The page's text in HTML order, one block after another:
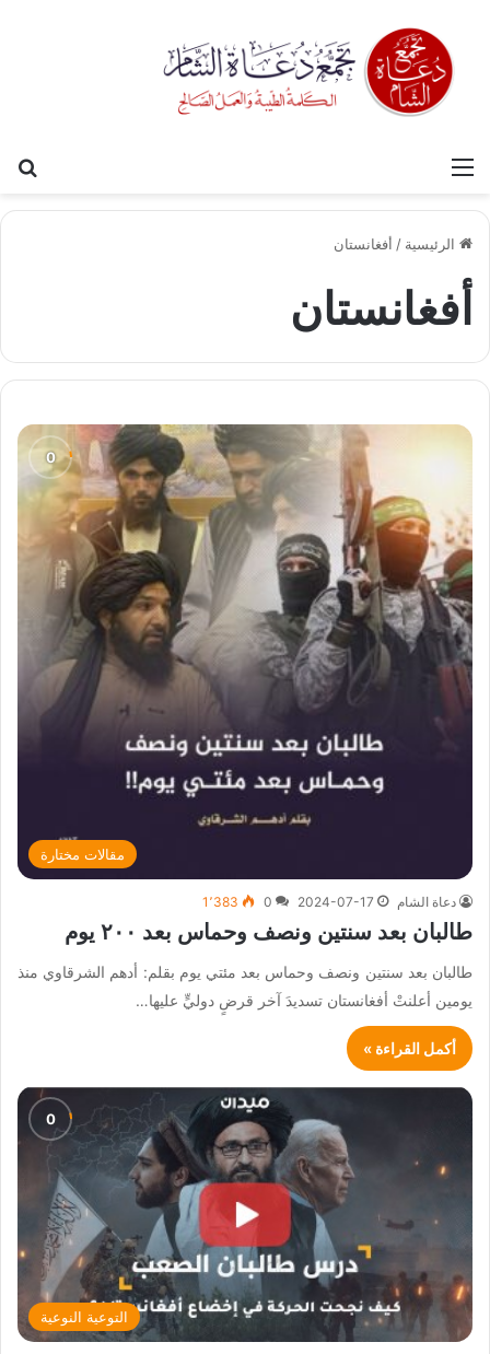
القائمة
الرئيسية / أفغانستان
أفغانستان
مقالات مختارة
دعاة الشام 2024-07-17
0 1٬383
طالبان بعد سنتين ونصف وحماس بعد ٢٠٠ يوم
طالبان بعد سنتين ونصف وحماس بعد مئتي يوم بقلم: أدهم الشرقاوي منذ
يومين أعلنتْ أفغانستان تسديدَ آخر قرضٍ دوليٍّ عليها…
أكمل القراءة »
التوعية النوعية